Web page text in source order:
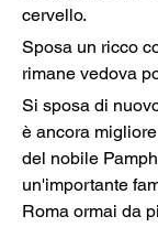
cervello.
Sposa un ricco
rimane vedova
Si sposa di
è ancora
del nobile
un'importante
Roma ormai da